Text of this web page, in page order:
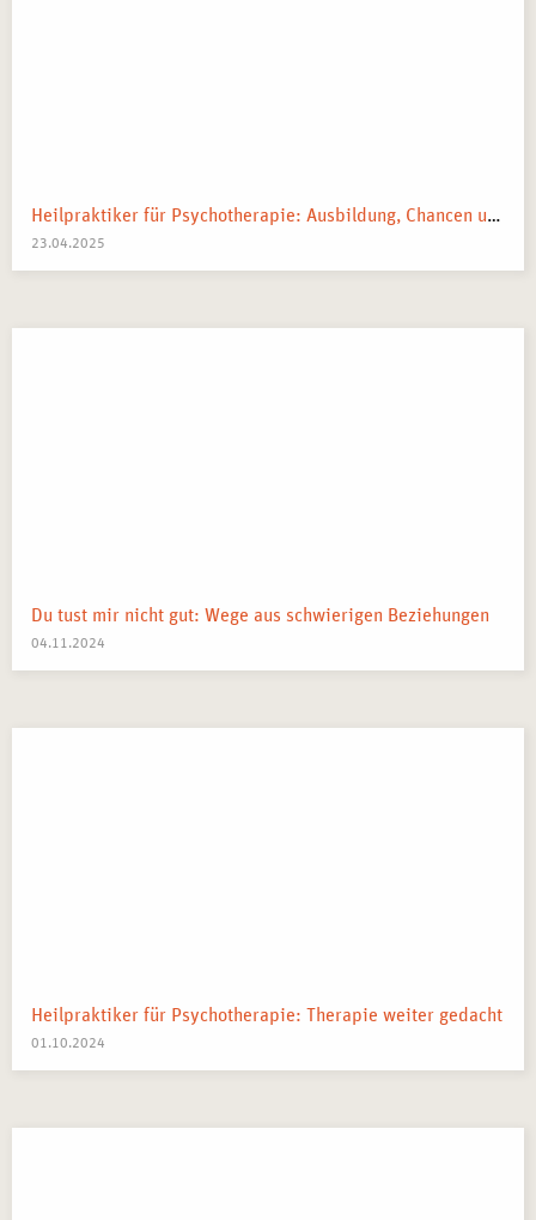
Heilpraktiker für Psychotherapie: Ausbildung, Chancen und dein Weg zum Traumberuf
23.04.2025
Du tust mir nicht gut: Wege aus schwierigen Beziehungen
04.11.2024
Heilpraktiker für Psychotherapie: Therapie weiter gedacht
01.10.2024